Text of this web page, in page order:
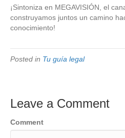
¡Sintoniza en MEGAVISIÓN, el
construyamos juntos un camino
conocimiento!
Posted in Tu guía legal
Leave a Comment
Comment